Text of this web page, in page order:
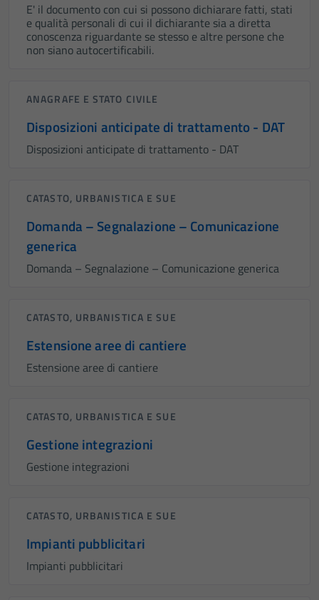
E' il documento con cui si possono dichiarare fatti, stati
e qualità personali di cui il dichiarante sia a diretta
conoscenza riguardante se stesso e altre persone che
non siano autocertificabili.
ANAGRAFE E STATO CIVILE
Disposizioni anticipate di trattamento - DAT
Disposizioni anticipate di trattamento - DAT
CATASTO, URBANISTICA E SUE
Domanda – Segnalazione – Comunicazione
generica
Domanda – Segnalazione – Comunicazione generica
CATASTO, URBANISTICA E SUE
Estensione aree di cantiere
Estensione aree di cantiere
CATASTO, URBANISTICA E SUE
Gestione integrazioni
Gestione integrazioni
CATASTO, URBANISTICA E SUE
Impianti pubblicitari
Impianti pubblicitari